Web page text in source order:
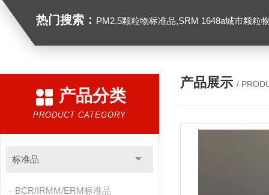
热门搜索： PM2.5颗粒物标准品,SRM 1648a城市颗粒物,SRM 1649B
产品分类
PRODUCT CATEGORY
标准品
BCR/IRMM/ERM标准品
产品展示 /